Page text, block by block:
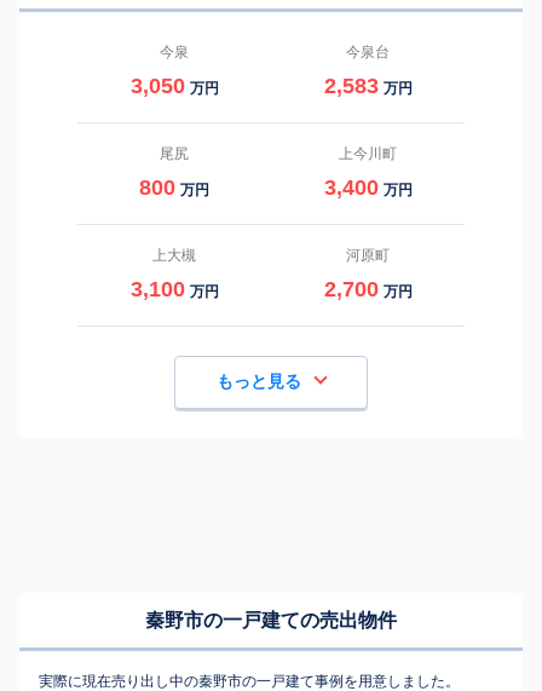
今泉
3,050 万円
今泉台
2,583 万円
尾尻
800 万円
上今川町
3,400 万円
上大槻
3,100 万円
河原町
2,700 万円
もっと見る
秦野市の一戸建ての売出物件
実際に現在売り出し中の秦野市の一戸建て事例を用意しました。